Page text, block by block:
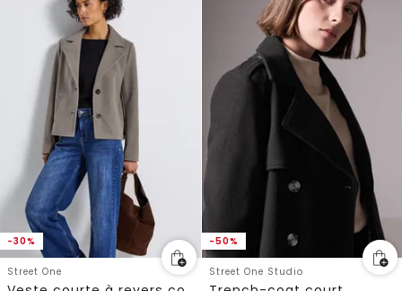
-30%
Street One
-50%
Street One Studio